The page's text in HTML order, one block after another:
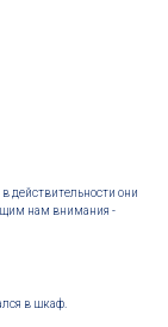
действительности они
нам внимания -
в шкаф.